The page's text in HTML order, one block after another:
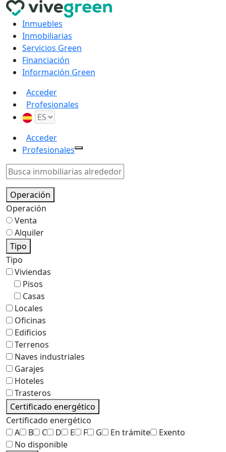
Inmuebles
Inmobiliarias
Servicios Green
Financiación
Información Green
Acceder
Profesionales
Acceder
Profesionales
Operación
Operación
Venta
Alquiler
Tipo
Tipo
Viviendas
Pisos
Casas
Locales
Oficinas
Edificios
Terrenos
Naves industriales
Garajes
Hoteles
Trasteros
Certificado energético
Certificado energético
A
B C D E F G En trámite
Exento
No disponible